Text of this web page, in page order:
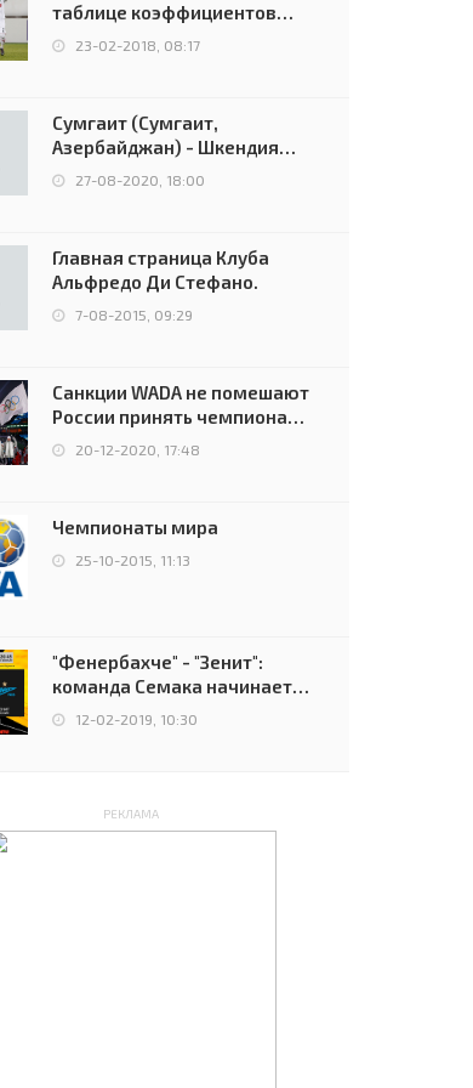
таблице коэффициентов
УЕФА остаётся за Россией
23-02-2018, 08:17
Сумгаит (Сумгаит,
Азербайджан) - Шкендия
(Тетово, Северная
Македония) - 0:2 (0:0)
27-08-2020, 18:00
Главная страница Клуба
Альфредо Ди Стефано.
7-08-2015, 09:29
Санкции WADA не помешают
России принять чемпионат
Европы и финал Лиги
чемпионов.
20-12-2020, 17:48
Чемпионаты мира
25-10-2015, 11:13
"Фенербахче" - "Зенит":
команда Семака начинает
путь в плей-офф Лиги
12-02-2019, 10:30
РЕКЛАМА